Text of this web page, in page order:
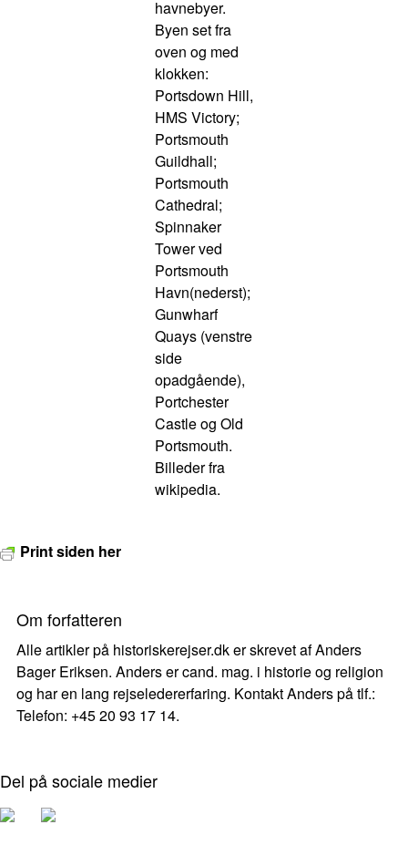
havnebyer.
Byen set fra
oven og med
klokken:
Portsdown Hill,
HMS Victory;
Portsmouth
Guildhall;
Portsmouth
Cathedral;
Spinnaker
Tower ved
Portsmouth
Havn(nederst);
Gunwharf
Quays (venstre
side
opadgående),
Portchester
Castle og Old
Portsmouth.
Billeder fra
wikipedia.
Print siden her
Om forfatteren
Alle artikler på historiskerejser.dk er skrevet af Anders
Bager Eriksen. Anders er cand. mag. i historie og religion
og har en lang rejseledererfaring. Kontakt Anders på tlf.:
Telefon: +45 20 93 17 14.
Del på sociale medier